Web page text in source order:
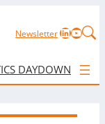
NewsletterLinkedIn
DAYDOWNLOAD